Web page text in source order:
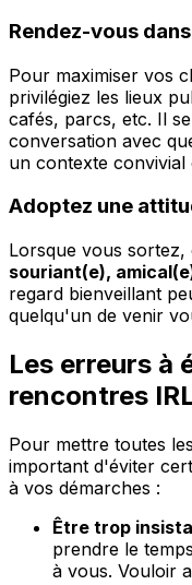
Rendez-vous
Pour maximiser vos
privilégiez les lieux
cafés, parcs, etc. Il
conversation avec
un contexte convivial
Adoptez une
Lorsque vous
souriant(e),
regard bienveillant
quelqu'un de venir
Les erreurs à
rencontres
Pour mettre toutes
important d'éviter
à vos démarches :
Être trop
prendre le
à vous. Vouloir